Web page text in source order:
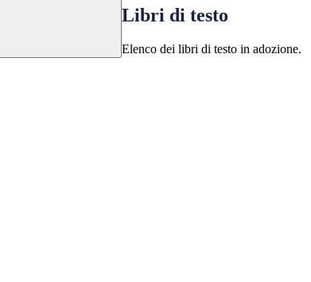
Libri di testo
Elenco dei libri di testo in adozione.